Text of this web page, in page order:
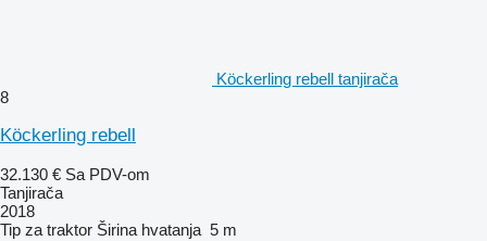
Köckerling rebell tanjirača
8
Köckerling rebell
32.130 € Sa PDV-om
Tanjirača
2018
Tip za traktor Širina hvatanja 5 m